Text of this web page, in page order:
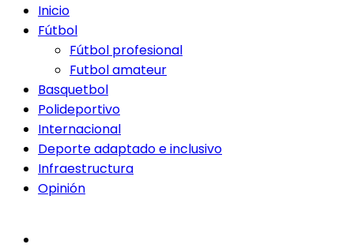
Inicio
Fútbol
Fútbol profesional
Futbol amateur
Basquetbol
Polideportivo
Internacional
Deporte adaptado e inclusivo
Infraestructura
Opinión